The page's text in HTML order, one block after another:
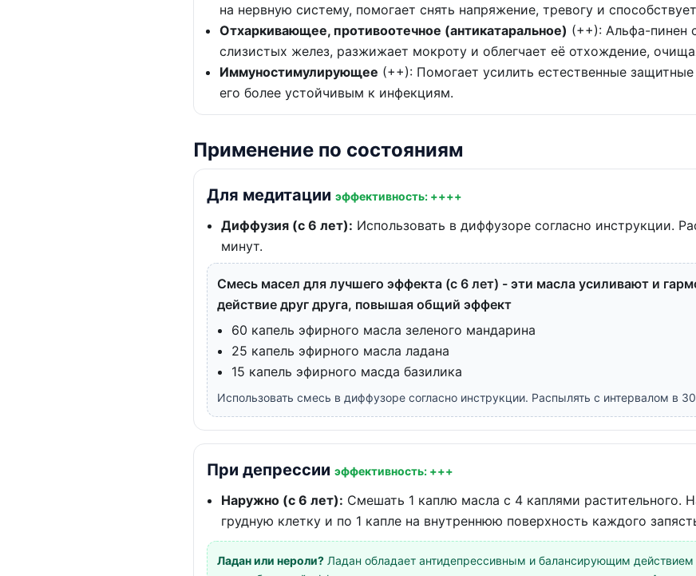
на нервную систему, помогает снять напряжение, тревогу и
Отхаркивающее, противоотечное (антикатаральное) (++): Альфа-пинен
слизистых желез, разжижает мокроту и облегчает её отхождение,
Иммуностимулирующее (++): Помогает усилить естественные
его более устойчивым к инфекциям.
Применение по состояниям
Для медитации эффективность: ++++
Диффузия (с 6 лет): Использовать в диффузоре согласно инструкции.
минут.
Смесь масел для лучшего эффекта (с 6 лет) - эти масла усиливают и
действие друг друга, повышая общий эффект
60 капель эфирного масла зеленого мандарина
25 капель эфирного масла ладана
15 капель эфирного масда базилика
Использовать смесь в диффузоре согласно инструкции. Распылять с интервалом в
При депрессии эффективность: +++
Наружно (с 6 лет): Смешать 1 каплю масла с 4 каплями растительного.
грудную клетку и по 1 капле на внутреннюю поверхность каждого
Ладан или нероли? Ладан обладает антидепрессивным и балансирующим